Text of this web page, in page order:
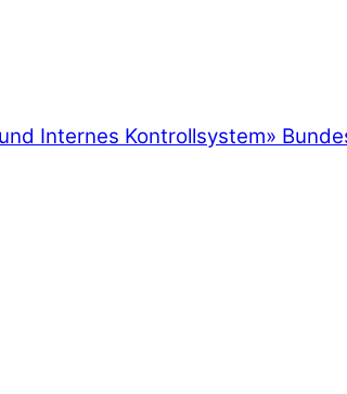
Internes Kontrollsystem»